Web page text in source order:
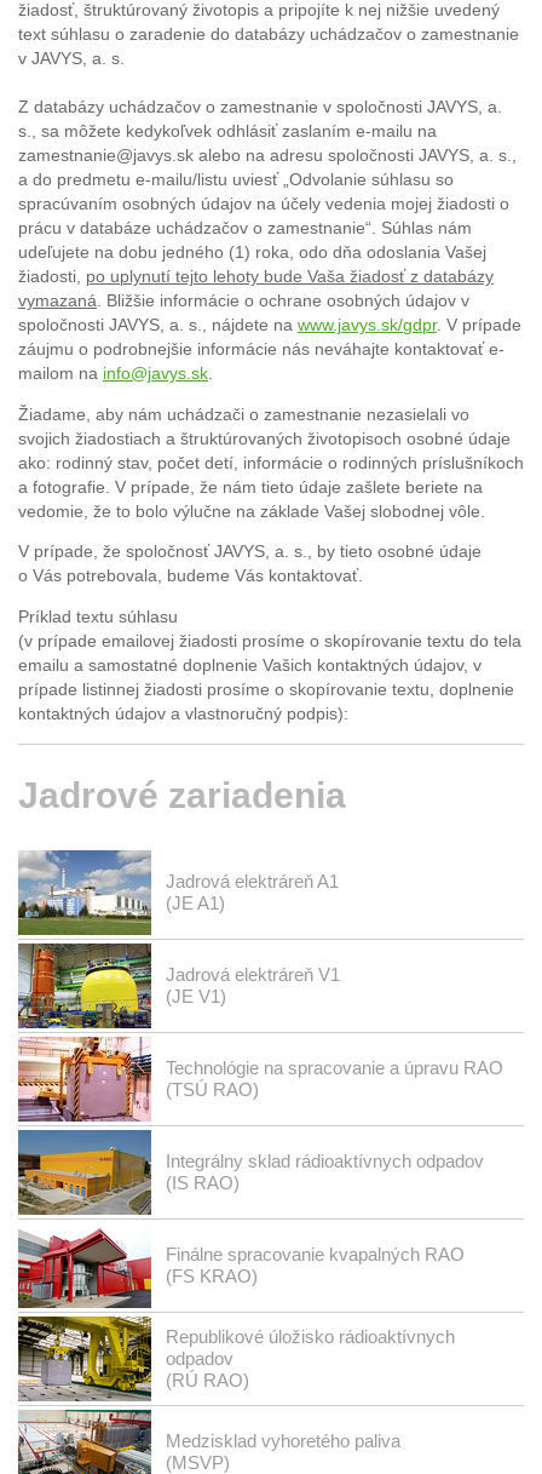
žiadosť, štruktúrovaný životopis a pripojíte k nej nižšie uvedený
text súhlasu o zaradenie do databázy uchádzačov o zamestnanie
v JAVYS, a. s.
Z databázy uchádzačov o zamestnanie v spoločnosti JAVYS, a.
s., sa môžete kedykoľvek odhlásiť zaslaním e-mailu na
zamestnanie@javys.sk alebo na adresu spoločnosti JAVYS, a. s.,
a do predmetu e-mailu/listu uviesť „Odvolanie súhlasu so
spracúvaním osobných údajov na účely vedenia mojej žiadosti o
prácu v databáze uchádzačov o zamestnanie“. Súhlas nám
udeľujete na dobu jedného (1) roka, odo dňa odoslania Vašej
žiadosti, po uplynutí tejto lehoty bude Vaša žiadosť z databázy
vymazaná. Bližšie informácie o ochrane osobných údajov v
spoločnosti JAVYS, a. s., nájdete na www.javys.sk/gdpr. V prípade
záujmu o podrobnejšie informácie nás neváhajte kontaktovať e-
mailom na info@javys.sk.
Žiadame, aby nám uchádzači o zamestnanie nezasielali vo
svojich žiadostiach a štruktúrovaných životopisoch osobné údaje
ako: rodinný stav, počet detí, informácie o rodinných príslušníkoch
a fotografie. V prípade, že nám tieto údaje zašlete beriete na
vedomie, že to bolo výlučne na základe Vašej slobodnej vôle.
V prípade, že spoločnosť JAVYS, a. s., by tieto osobné údaje
o Vás potrebovala, budeme Vás kontaktovať.
Príklad textu súhlasu
(v prípade emailovej žiadosti prosíme o skopírovanie textu do tela
emailu a samostatné doplnenie Vašich kontaktných údajov, v
prípade listinnej žiadosti prosíme o skopírovanie textu, doplnenie
kontaktných údajov a vlastnoručný podpis):
Jadrové zariadenia
Jadrová elektráreň A1
(JE A1)
Jadrová elektráreň V1
(JE V1)
Technológie na spracovanie a úpravu RAO
(TSÚ RAO)
Integrálny sklad rádioaktívnych odpadov
(IS RAO)
Finálne spracovanie kvapalných RAO
(FS KRAO)
Republikové úložisko rádioaktívnych
odpadov
(RÚ RAO)
Medzisklad vyhoretého paliva
(MSVP)